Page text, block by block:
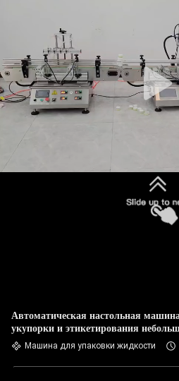
Автоматическая настольная
укупорки и этикетирования
Машина для упаковки жидкости